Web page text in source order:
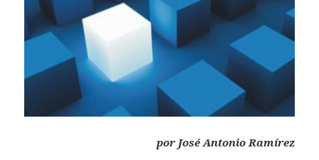
por José Antonio Ramírez